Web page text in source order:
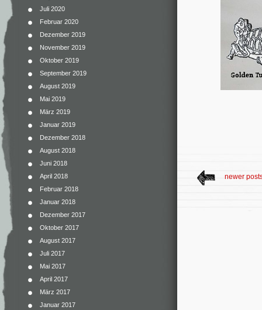
Juli 2020
Februar 2020
Dezember 2019
November 2019
Oktober 2019
September 2019
August 2019
Mai 2019
März 2019
Januar 2019
Dezember 2018
August 2018
Juni 2018
April 2018
Februar 2018
Januar 2018
Dezember 2017
Oktober 2017
August 2017
Juli 2017
Mai 2017
April 2017
März 2017
Januar 2017
newer